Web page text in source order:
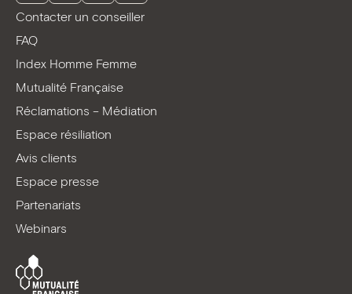
FacebookLinkedInYoutubeTikTok
Contacter un conseiller
FAQ
Index Homme Femme
Mutualité Française
Réclamations – Médiation
Espace résiliation
Avis clients
Espace presse
Partenariats
Webinars